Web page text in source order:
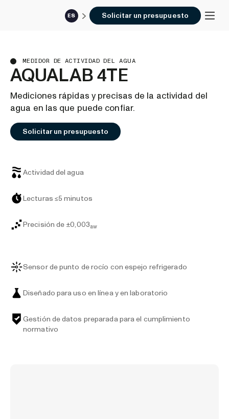
ES Solicitar un presupuesto
MEDIDOR DE ACTIVIDAD DEL AGUA
AQUALAB 4TE
Mediciones rápidas y precisas de la actividad del
agua en las que puede confiar.
Solicitar un presupuesto
Actividad del agua
Lecturas ≤5 minutos
Precisión de ±0,003aw
Sensor de punto de rocío con espejo refrigerado
Diseñado para uso en línea y en laboratorio
Gestión de datos preparada para el cumplimiento
normativo